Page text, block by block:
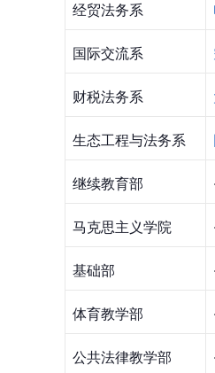
经贸法务系
国际交流系
财税法务系
生态工程与法务系
继续教育部
马克思主义学院
基础部
体育教学部
公共法律教学部